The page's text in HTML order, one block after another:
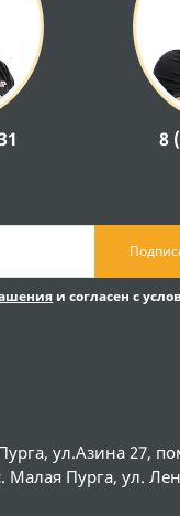
8
и согласен с
ул.Азина 27,
Малая Пурга, ул.